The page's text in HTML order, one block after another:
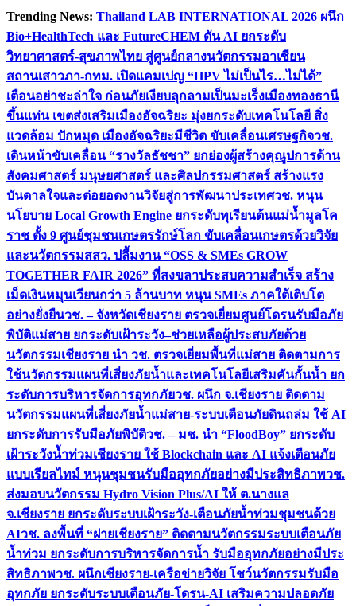
Skip
content
Trending News: Thailand LAB INTERNATIONAL 2026 ผนึก
Bio+HealthTech และ FutureCHEM ดัน AI ยกระดับ
วิทยาศาสตร์-สุขภาพไทย สู่ศูนย์กลางนวัตกรรมอาเซียน
สถานเสาวภา-กทม. เปิดแคมเปญ “HPV ไม่เป็นไร…ไม่ได้”
เตือนอย่าชะล่าใจ ก่อนภัยเงียบลุกลามเป็นมะเร็งเมืองทองธานี
ขึ้นแท่น เขตส่งเสริมเมืองอัจฉริยะ มุ่งยกระดับเทคโนโลยี สิ่ง
แวดล้อม ปักหมุด เมืองอัจฉริยะมีชีวิต ขับเคลื่อนเศรษฐกิจวช.
เดินหน้าขับเคลื่อน “รางวัลธัชชา” ยกย่องผู้สร้างคุณูปการด้าน
สังคมศาสตร์ มนุษยศาสตร์ และศิลปกรรมศาสตร์ สร้างแรง
บันดาลใจและต่อยอดงานวิจัยสู่การพัฒนาประเทศวช. หนุน
นโยบาย Local Growth Engine ยกระดับทุเรียนต้นแม่น้ำมูลโค
ราช ตั้ง 9 ศูนย์ชุมชนเกษตรรักษ์โลก ขับเคลื่อนเกษตรด้วยวิจัย
และนวัตกรรมสสว. ปลื้มงาน “OSS & SMEs GROW
TOGETHER FAIR 2026” ที่สงขลาประสบความสำเร็จ สร้าง
เม็ดเงินหมุนเวียนกว่า 5 ล้านบาท หนุน SMEs ภาคใต้เติบโต
อย่างยั่งยืนวช. – จังหวัดเชียงราย ตรวจเยี่ยมศูนย์โดรนรับมือภัย
พิบัติแม่สาย ยกระดับเฝ้าระวัง–ช่วยเหลือผู้ประสบภัยด้วย
นวัตกรรมเชียงราย นำ วช. ตรวจเยี่ยมพื้นที่แม่สาย ติดตามการ
ใช้นวัตกรรมแผนที่เสี่ยงภัยน้ำและเทคโนโลยีเสริมคันกั้นน้ำ ยก
ระดับการบริหารจัดการอุทกภัยวช. ผนึก จ.เชียงราย ติดตาม
นวัตกรรมแผนที่เสี่ยงภัยน้ำแม่สาย-ระบบเตือนภัยดินถล่ม ใช้ AI
ยกระดับการรับมือภัยพิบัติวช. – มช. นำ “FloodBoy” ยกระดับ
เฝ้าระวังน้ำท่วมเชียงราย ใช้ Blockchain และ AI แจ้งเตือนภัย
แบบเรียลไทม์ หนุนชุมชนรับมืออุทกภัยอย่างมีประสิทธิภาพวช.
ส่งมอบนวัตกรรม Hydro Vision Plus/AI ให้ ต.นางแล
จ.เชียงราย ยกระดับระบบเฝ้าระวัง-เตือนภัยน้ำท่วมชุมชนด้วย
AIวช. ลงพื้นที่ “ฝายเชียงราย” ติดตามนวัตกรรมระบบเตือนภัย
น้ำท่วม ยกระดับการบริหารจัดการน้ำ รับมืออุทกภัยอย่างมีประ
สิทธิภาพวช. ผนึกเชียงราย-เครือข่ายวิจัย โชว์นวัตกรรมรับมือ
อุทกภัย ยกระดับระบบเตือนภัย-โดรน-AI เสริมความปลอดภัย